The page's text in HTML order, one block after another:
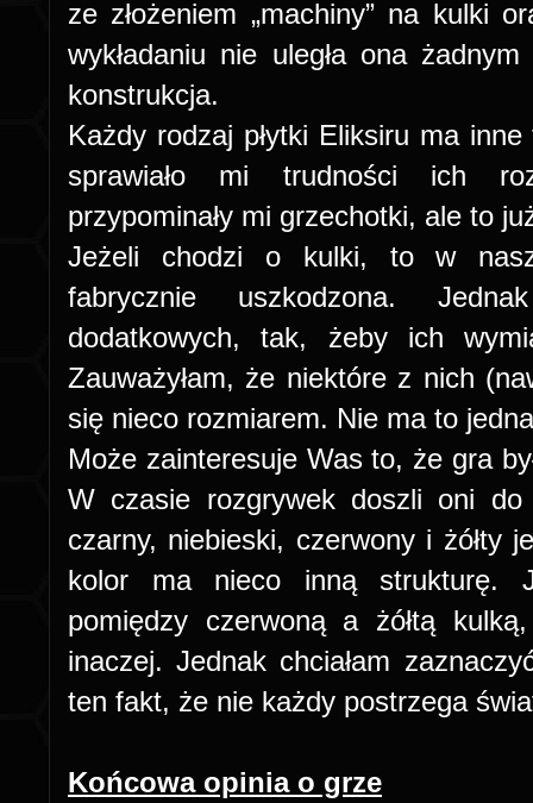
ze złożeniem „machiny” na kulki
wykładaniu nie uległa ona
konstrukcja.
Każdy rodzaj płytki Eliksiru ma
sprawiało mi trudności ich
przypominały mi grzechotki, ale to
Jeżeli chodzi o kulki, to w
fabrycznie uszkodzona.
dodatkowych, tak, żeby ich
Zauważyłam, że niektóre z nich
się nieco rozmiarem. Nie ma to
Może zainteresuje Was to, że gra
W czasie rozgrywek doszli oni
czarny, niebieski, czerwony i żółty
kolor ma nieco inną strukturę.
pomiędzy czerwoną a żółtą
inaczej. Jednak chciałam
ten fakt, że nie każdy postrzega
Końcowa opinia o grze